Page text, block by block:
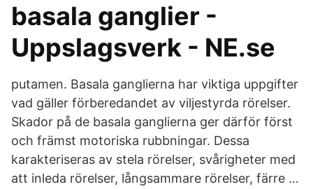
basala ganglier -
Uppslagsverk - NE.se
putamen. Basala ganglierna har viktiga uppgifter
vad gäller förberedandet av viljestyrda rörelser.
Skador på de basala ganglierna ger därför först
och främst motoriska rubbningar. Dessa
karakteriseras av stela rörelser, svårigheter med
att inleda rörelser, långsammare rörelser, färre …